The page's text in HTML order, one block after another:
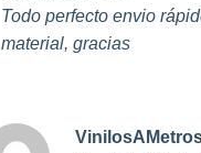
Todo perfecto envio
material, gracias